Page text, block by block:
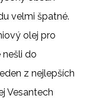
velmi špatné.
olej pro
do
z nejlepších
Vesantech